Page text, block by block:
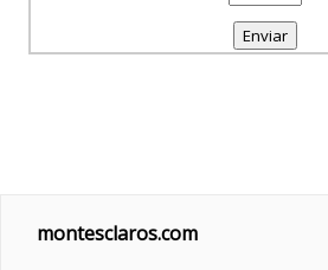
montesclaros.com